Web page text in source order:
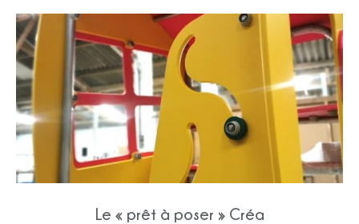
Le « prêt à poser » Créa